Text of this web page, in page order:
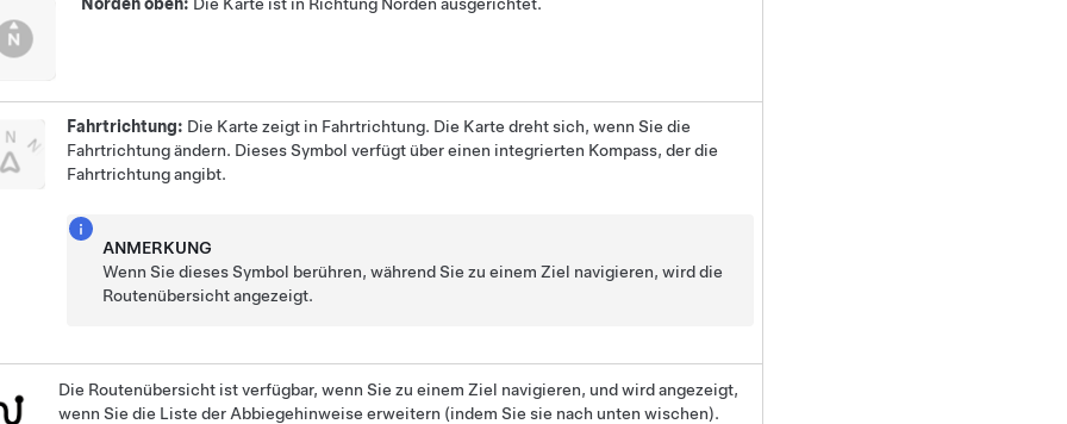
Fahrtrichtung: Die Karte zeigt in Fahrtrichtung. Die Karte dreht sich, wenn Sie die
Fahrtrichtung ändern. Dieses Symbol verfügt über einen integrierten Kompass, der die
Fahrtrichtung angibt.
ANMERKUNG
Wenn Sie dieses Symbol berühren, während Sie zu einem Ziel navigieren, wird die
Routenübersicht angezeigt.
Die Routenübersicht ist verfügbar, wenn Sie zu einem Ziel navigieren, und wird angezeigt,
wenn Sie die Liste der Abbiegehinweise erweitern (indem Sie sie nach unten wischen).